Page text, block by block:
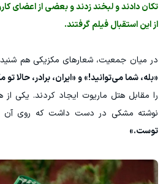
تکان دادند و لبخند زدند و بعضی از اعضای
از این استقبال فیلم گرفتند.
در میان جمعیت، شعارهای مکزیکی هم
«بله، شما می‌توانید!» و «ایران، برادر، حالا
را مقابل هتل ماریوت ایجاد کردند. یکی از
نوشته مشکی در دست داشت که روی آن
توست.»